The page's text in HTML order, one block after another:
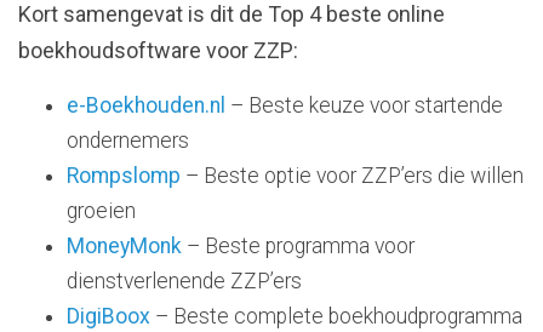
Kort samengevat is dit de Top 4 beste online
boekhoudsoftware voor ZZP:
e-Boekhouden.nl – Beste keuze voor startende
ondernemers
Rompslomp – Beste optie voor ZZP’ers die willen
groeien
MoneyMonk – Beste programma voor
dienstverlenende ZZP’ers
DigiBoox – Beste complete boekhoudprogramma